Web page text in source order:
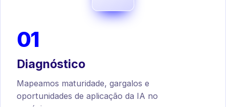
01
Diagnóstico
Mapeamos maturidade, gargalos e
oportunidades de aplicação da IA no